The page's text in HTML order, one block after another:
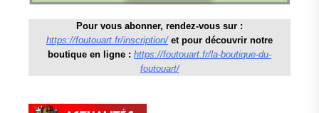
Pour vous abonner, rendez-vous sur :
https://foutouart.fr/inscription/ et pour découvrir notre
boutique en ligne : https://foutouart.fr/la-boutique-du-
foutouart/